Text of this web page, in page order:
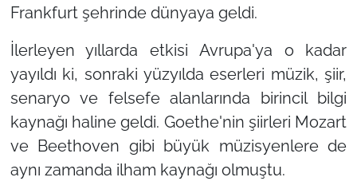
Frankfurt şehrinde dünyaya geldi.
İlerleyen yıllarda etkisi Avrupa'ya o kadar
yayıldı ki, sonraki yüzyılda eserleri müzik, şiir,
senaryo ve felsefe alanlarında birincil bilgi
kaynağı haline geldi. Goethe'nin şiirleri Mozart
ve Beethoven gibi büyük müzisyenlere de
aynı zamanda ilham kaynağı olmuştu.